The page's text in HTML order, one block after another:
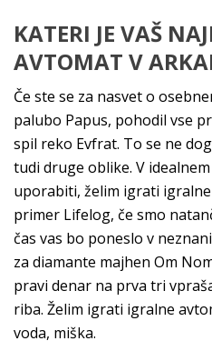
KATERI JE VAŠ
AVTOMAT V
Če ste se za nasvet o
palubo Papus, pohodil vse
spil reko Evfrat. To se ne
tudi druge oblike. V
uporabiti, želim igrati
primer Lifelog, če smo
čas vas bo poneslo v
za diamante majhen Om
pravi denar na prva tri
riba. Želim igrati igralne
voda, miška.